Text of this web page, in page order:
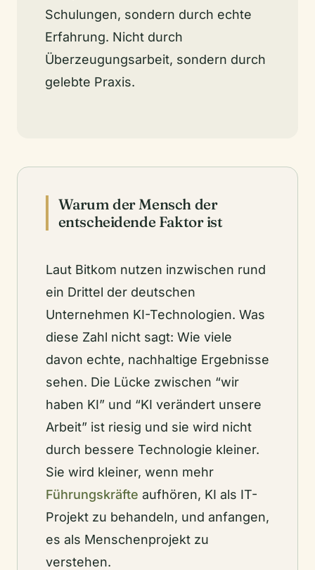
Schulungen, sondern durch echte
Erfahrung. Nicht durch
Überzeugungsarbeit, sondern durch
gelebte Praxis.
Warum der Mensch der
entscheidende Faktor ist
Laut Bitkom nutzen inzwischen rund
ein Drittel der deutschen
Unternehmen KI-Technologien. Was
diese Zahl nicht sagt: Wie viele
davon echte, nachhaltige Ergebnisse
sehen. Die Lücke zwischen “wir
haben KI” und “KI verändert unsere
Arbeit” ist riesig und sie wird nicht
durch bessere Technologie kleiner.
Sie wird kleiner, wenn mehr
Führungskräfte aufhören, KI als IT-
Projekt zu behandeln, und anfangen,
es als Menschenprojekt zu
verstehen.